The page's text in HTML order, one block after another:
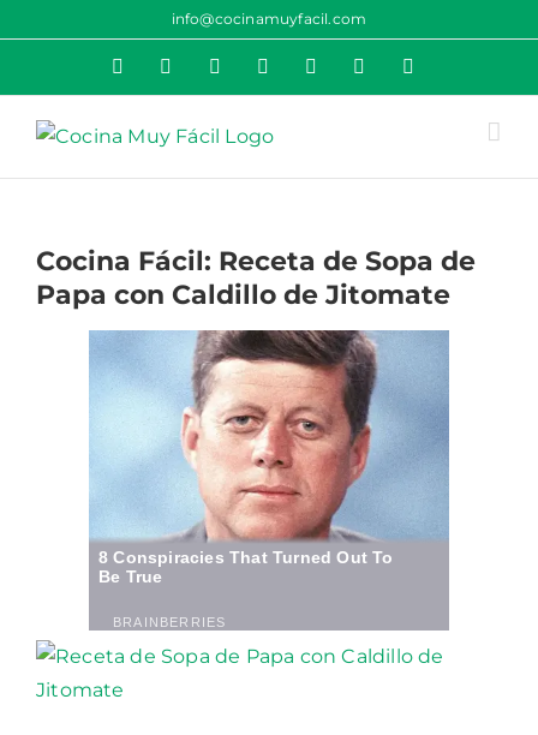
info@cocinamuyfacil.com
Correo YouTubePinterestInstagram
Cocina Fácil: Receta de Sopa de
Papa con Caldillo de Jitomate